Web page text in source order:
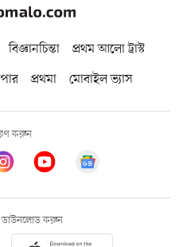
বিজ্ঞানচিন্তা
প্রথম আলো ট্রাস্ট
প্রথমা মোবাইল ভ্যাস
করুন
ডাউনলোড করুন